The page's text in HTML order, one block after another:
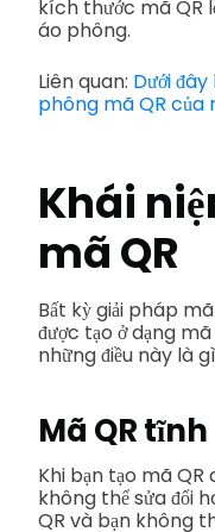
kích thước mã QR
áo phông.
Liên quan: Dưới
phông mã QR của
Khái
mã QR
Bất kỳ giải pháp
được tạo ở dạng
những điều này là
Mã QR tĩnh
Khi bạn tạo mã
không thể sửa đổi
QR và bạn không